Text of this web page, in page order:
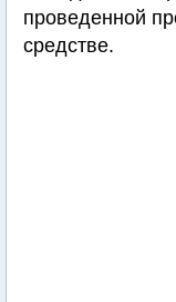
проведенной
средстве.